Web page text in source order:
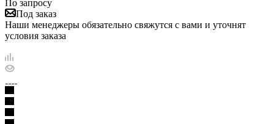
По запросу
Под заказ
Наши менеджеры обязательно свяжутся с вами и уточнят
условия заказа